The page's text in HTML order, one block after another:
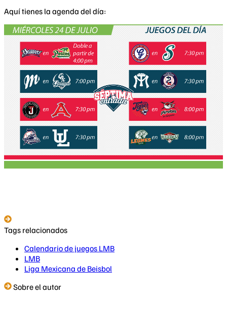
Aquí tienes la agenda del día:
Tags relacionados
Calendario de juegos LMB
LMB
Liga Mexicana de Beisbol
Sobre el autor